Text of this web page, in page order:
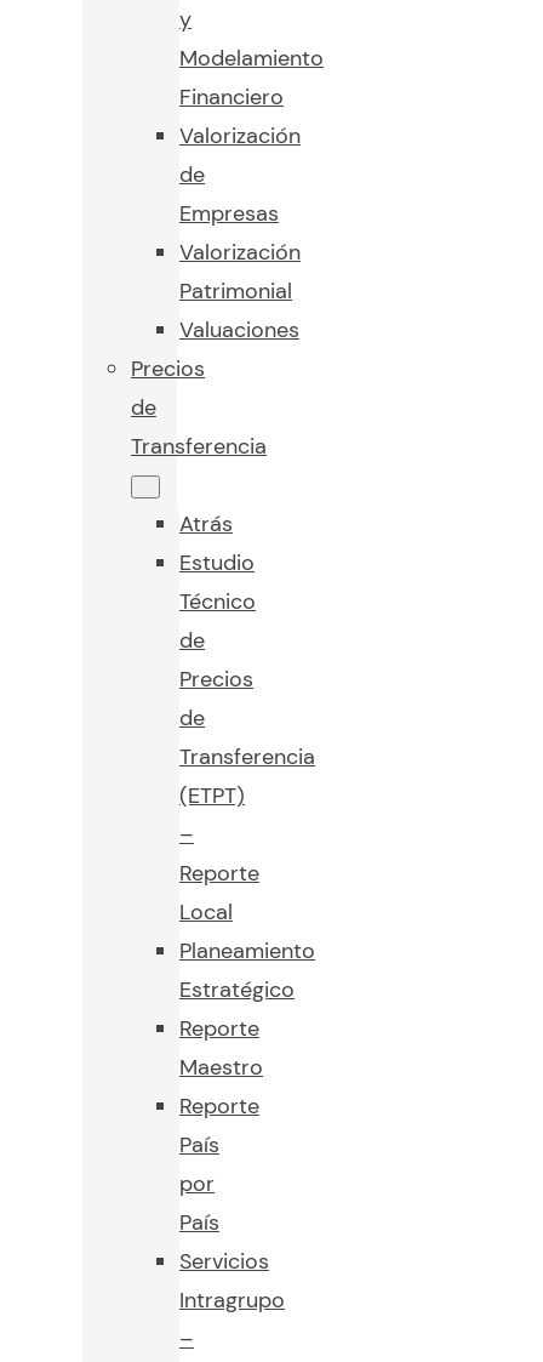
y
Modelamiento
Financiero
Valorización
de
Empresas
Valorización
Patrimonial
Valuaciones
Precios
de
Transferencia
Atrás
Estudio
Técnico
de
Precios
de
Transferencia
(ETPT)
–
Reporte
Local
Planeamiento
Estratégico
Reporte
Maestro
Reporte
País
por
País
Servicios
Intragrupo
–